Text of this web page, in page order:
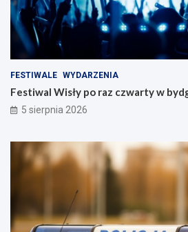
FESTIWALE WYDARZENIA
Festiwal Wisły po raz czwarty w
5 sierpnia 2026